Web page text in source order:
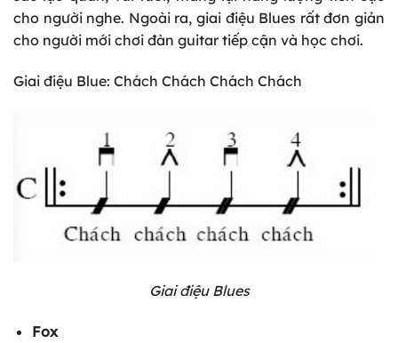
cho người nghe. Ngoài ra, giai điệu Blues rất đơn giản
cho người mới chơi đàn guitar tiếp cận và học chơi.
Giai điệu Blue: Chách Chách Chách Chách
Giai điệu Blues
Fox